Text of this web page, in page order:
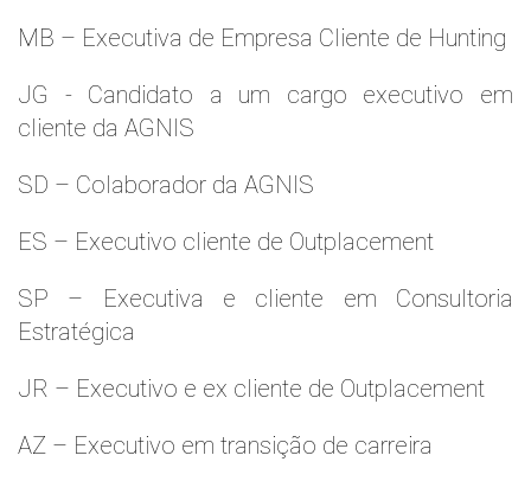
MB – Executiva de Empresa Cliente de Hunting
JG - Candidato a um cargo executivo em
cliente da AGNIS
SD – Colaborador da AGNIS
ES – Executivo cliente de Outplacement
SP – Executiva e cliente em Consultoria
Estratégica
JR – Executivo e ex cliente de Outplacement
AZ – Executivo em transição de carreira